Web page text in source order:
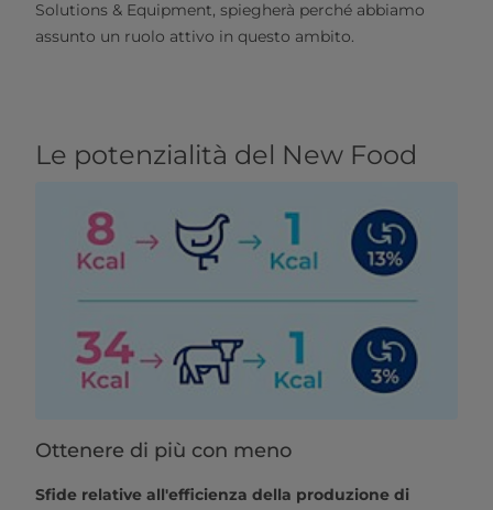
Solutions & Equipment, spiegherà perché abbiamo
assunto un ruolo attivo in questo ambito.
Le potenzialità del New Food
Ottenere di più con meno
Sfide relative all'efficienza della produzione di